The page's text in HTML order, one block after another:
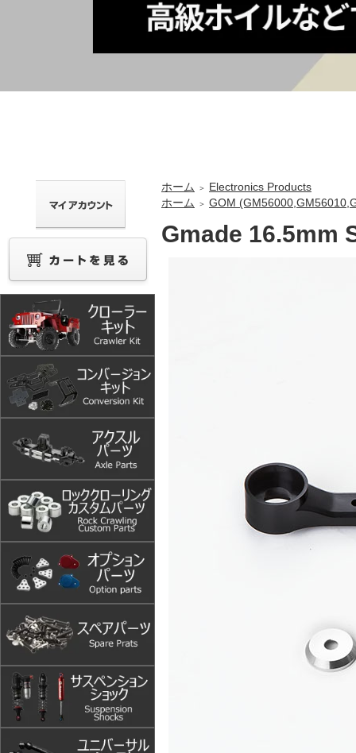
ホーム ＞
Electronics Products
ホーム
＞ GOM
Gmade 16.5mm